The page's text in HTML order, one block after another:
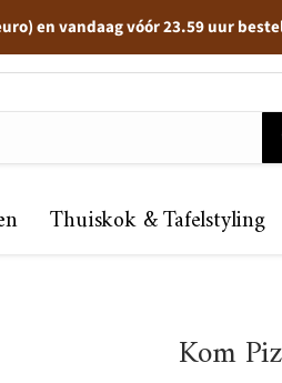
en vandaag vóór 23.59 uur
Thuiskok & Tafelstyling
Kom